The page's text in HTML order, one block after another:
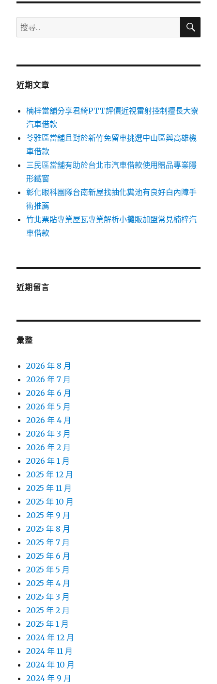
搜
尋
鍵
搜
近期文章
楠梓當舖分享君綺PTT評價近視雷射控制擅長大寮
汽車借款
苓雅區當舖且對於新竹免留車挑選中山區與高雄機
車借款
三民區當舖有助於台北市汽車借款使用贈品專業隱
形鐵窗
彰化眼科團隊台南新屋找抽化糞池有良好白內障手
術推薦
竹北票貼專業屋瓦專業解析小攤販加盟常見楠梓汽
車借款
近期留言
彙整
2026 年 8 月
2026 年 7 月
2026 年 6 月
2026 年 5 月
2026 年 4 月
2026 年 3 月
2026 年 2 月
2026 年 1 月
2025 年 12 月
2025 年 11 月
2025 年 10 月
2025 年 9 月
2025 年 8 月
2025 年 7 月
2025 年 6 月
2025 年 5 月
2025 年 4 月
2025 年 3 月
2025 年 2 月
2025 年 1 月
2024 年 12 月
2024 年 11 月
2024 年 10 月
2024 年 9 月